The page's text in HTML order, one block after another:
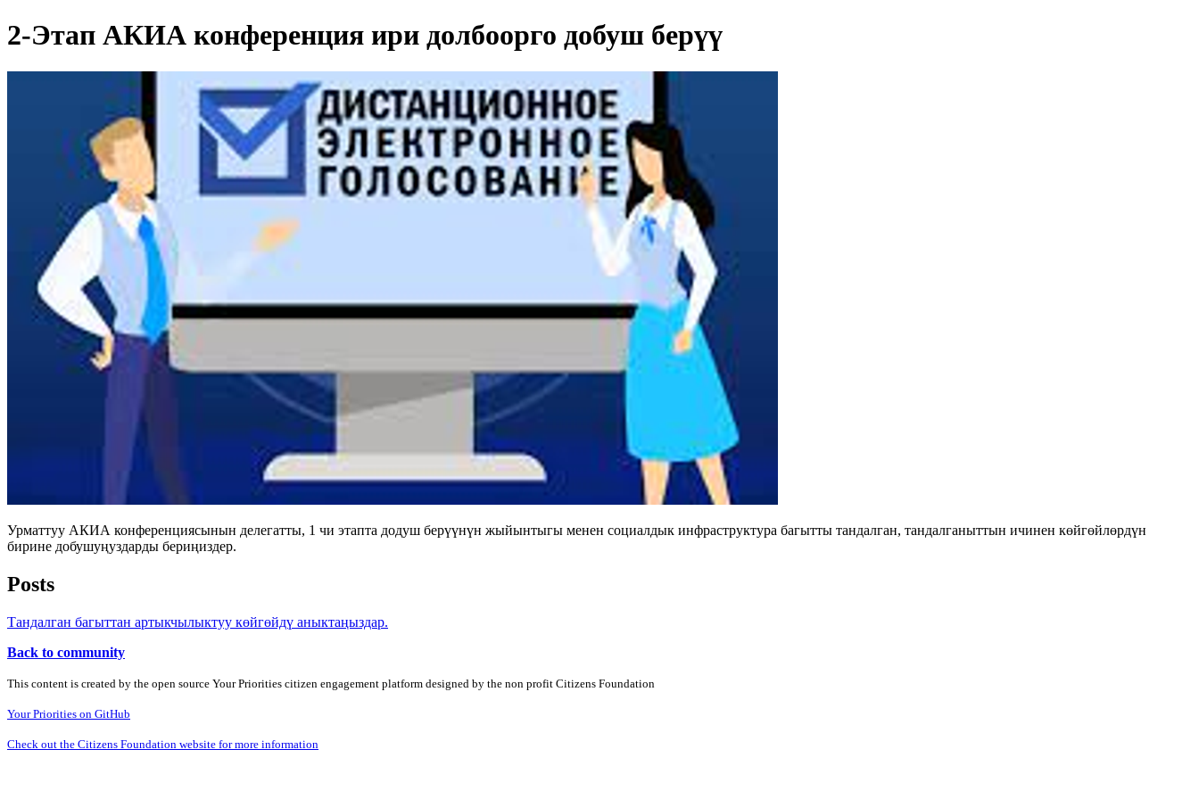
2-Этап АКИА конференция ири долбоорго добуш берүү
Урматтуу АКИА конференциясынын делегатты, 1 чи этапта додуш берүүнүн жыйынтыгы менен социалдык инфраструктура багытты тандалган, тандалганыттын ичинен көйгөйлөрдүн
бирине добушуңуздарды бериңиздер.
Posts
Тандалган багыттан артыкчылыктуу көйгөйдү аныктаңыздар.
Back to community
This content is created by the open source Your Priorities citizen engagement platform designed by the non profit Citizens Foundation
Your Priorities on GitHub
Check out the Citizens Foundation website for more information